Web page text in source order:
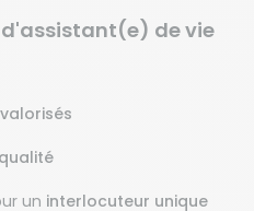
d'assistant(e) de vie
qualité
un interlocuteur unique